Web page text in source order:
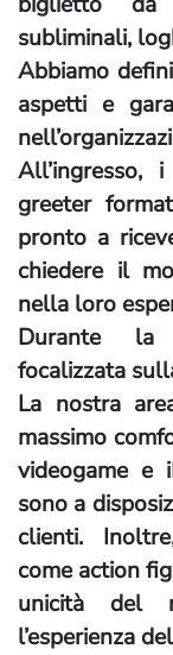
subliminali,
Abbiamo
aspetti e
greeter
pronto a
chiedere il
nella loro
Durante la
focalizzata
La nostra
massimo
videogame e
sono a
clienti.
come action
unicità del
l’esperienza